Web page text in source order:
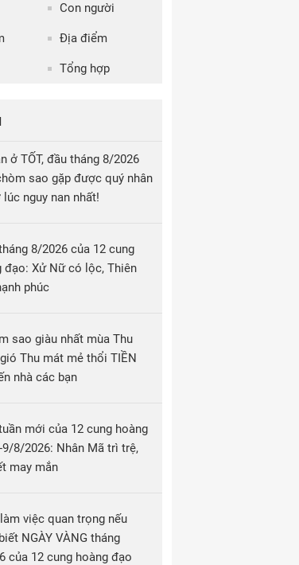
Con người
Địa điểm
Tổng hợp
ở TỐT, đầu tháng 8/2026
sao gặp được quý nhân
lúc nguy nan nhất!
8/2026 của 12 cung
đạo: Xử Nữ có lộc, Thiên
phúc
sao giàu nhất mùa Thu
Thu mát mẻ thổi TIỀN
nhà các bạn
mới của 12 cung hoàng
8/2026: Nhân Mã trì trệ,
may mắn
việc quan trọng nếu
NGÀY VÀNG tháng
của 12 cung hoàng đạo